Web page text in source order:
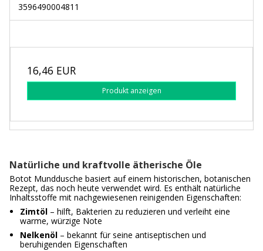
3596490004811
16,46 EUR
Produkt anzeigen
Natürliche und kraftvolle ätherische Öle
Botot Munddusche basiert auf einem historischen, botanischen
Rezept, das noch heute verwendet wird. Es enthält natürliche
Inhaltsstoffe mit nachgewiesenen reinigenden Eigenschaften:
Zimtöl– hilft, Bakterien zu reduzieren und verleiht eine
warme, würzige Note
Nelkenöl– bekannt für seine antiseptischen und
beruhigenden Eigenschaften